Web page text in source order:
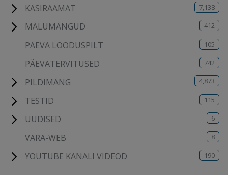
KÄSIRAAMAT 7,138
MÄLUMÄNGUD 412
PÄEVA LOODUSPILT 105
PÄEVATERVITUSED 742
PILDIMÄNG 4,873
TESTID 115
UUDISED 6
VARA-WEB 8
YOUTUBE KANALI VIDEOD 190